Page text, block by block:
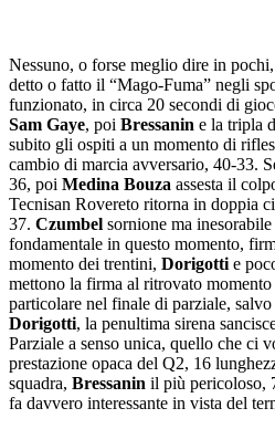
Nessuno, o forse meglio dire in pochi,
detto o fatto il “Mago-Fuma” negli
funzionato, in circa 20 secondi di
Sam Gaye, poi Bressanin e la tripla
subito gli ospiti a un momento di
cambio di marcia avversario, 40-33.
36, poi Medina Bouza assesta il
Tecnisan Rovereto ritorna in doppia
37. Czumbel sornione ma
fondamentale in questo momento,
momento dei trentini, Dorigotti e
mettono la firma al ritrovato
particolare nel finale di parziale,
Dorigotti, la penultima sirena
Parziale a senso unica, quello che ci
prestazione opaca del Q2, 16
squadra, Bressanin il più pericoloso,
fa davvero interessante in vista del